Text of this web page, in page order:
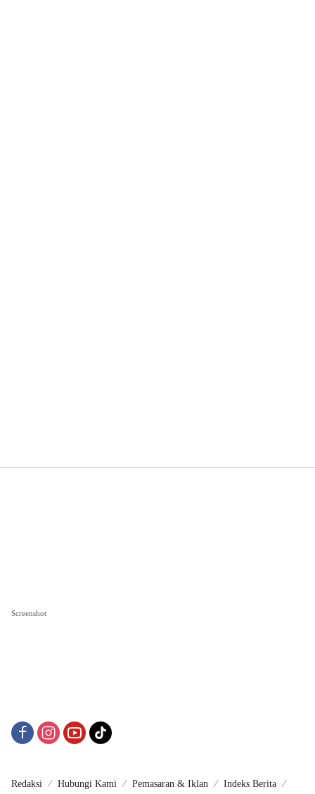
Screenshot
Redaksi Hubungi Kami Pemasaran & Iklan Indeks Berita